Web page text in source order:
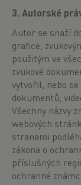
3. Autorské
Autor se snaží
grafice,
použitým ve
zvukové
vytvořil, nebo
dokumentů,
Všechny názvy
webových
stranami
zákona o
příslušných
ochranné